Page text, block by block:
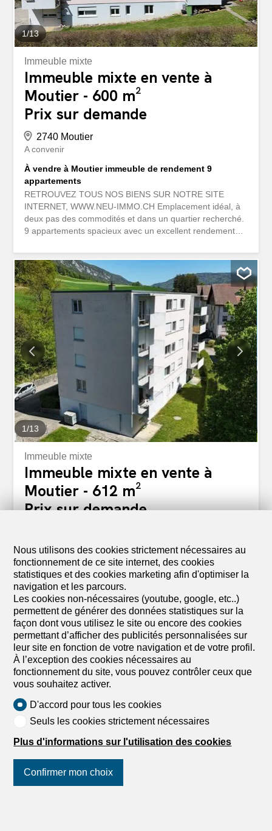
recommandée. Pour les plus téméraires...
1/13
Immeuble mixte
Immeuble mixte en vente à
Moutier - 600 m²
Prix sur demande
2740 Moutier
A convenir
À vendre à Moutier immeuble de rendement 9
appartements
RETROUVEZ TOUS NOS BIENS SUR NOTRE SITE
INTERNET, WWW.NEU-IMMO.CH Emplacement idéal, à
deux pas des commodités et dans un quartier recherché.
9 appartements spacieux avec un excellent rendement
supplémentaire. Joli jardin offrant un cadre agréable pour
les résidents. Rentabilité assurée grâce à un
emplacement stratégique et des loyers stables. Idéal pour
un investissement sûr et pérenne. Fort potentiel locatif,
proximité des transports et des commerces, ce bien offre
un très bon retour sur investissement. Opportunité rare
sur se marché, à saisir rapidement Entrée en jouissance
au plus tôt le 1er janvier 2027
1/13
Immeuble mixte
Immeuble mixte en vente à
Moutier - 612 m²
Prix sur demande
A convenir
À vendre à Moutier immeuble de 9 appartements tous
loués
RETROUVEZ TOUS NOS BIENS SUR NOTRE SITE
INTERNET, WWW.NEU-IMMO.CH Opportunité
d’investissement exclusive Ne manquez pas cette
occasion unique d’acquérir un immeuble de rendement à
Moutier, offrant une surface habitable d'environ 612 m²
répartie sur cinq niveaux. Ce bien se compose de neuf
appartements avec huit balcons, garantissant un cadre
de vie agréable et un fort potentiel locatif. Entretien
soigné et chauffage au mazout pour une gestion
optimale. Sous-sol spacieux offrant de nombreuses
possibilités de stockage. Grâce à sa localisation
stratégique et son rendement fiable, cet immeuble
représente une opportunité d’investissement solide sur le
marché immobilier de Moutier. Faites le choix d’un
placement sécurisé avec un excellent potentiel de
valorisation Entrée en jouissance au plus tôt le 1er janvier
2027
Nous utilisons des cookies strictement nécessaires au
fonctionnement de ce site internet, des cookies
statistiques et des cookies marketing afin d'optimiser la
navigation et les parcours.
Les cookies non-nécessaires (youtube, google, etc..)
permettent de générer des données statistiques sur la
façon dont vous utilisez le site ou encore des cookies
permettant d’afficher des publicités personnalisées sur
leur site en fonction de votre navigation et de votre profil.
À l’exception des cookies nécessaires au
fonctionnement du site, vous pouvez contrôler ceux que
vous souhaitez activer.
D'accord pour tous les cookies
Seuls les cookies strictement nécessaires
Plus d'informations sur l'utilisation des cookies
Confirmer mon choix